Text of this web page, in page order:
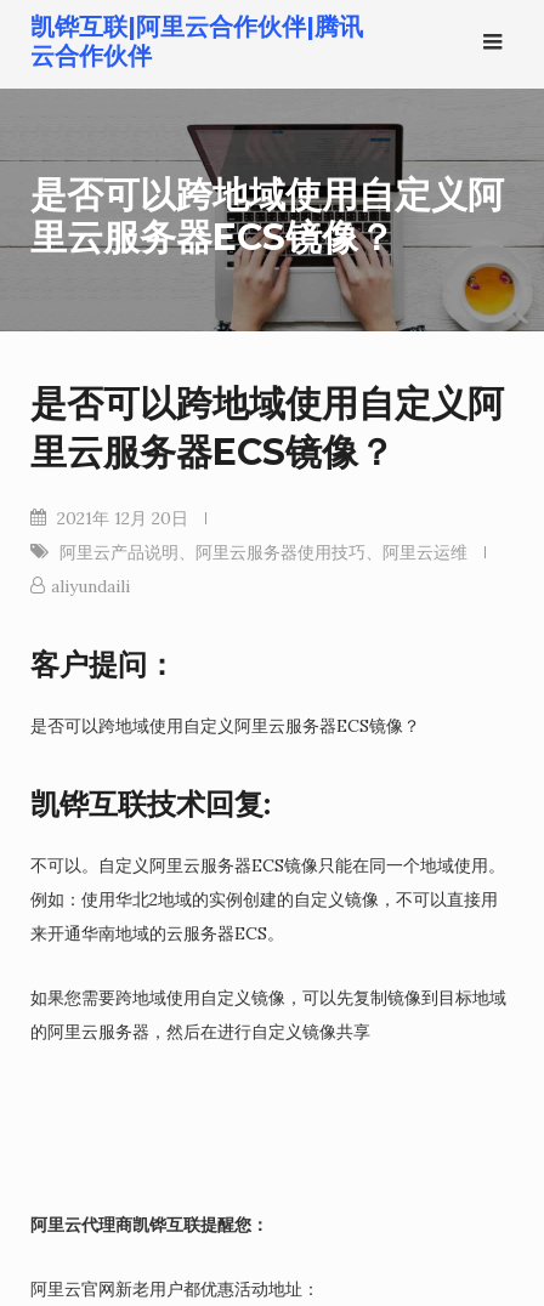
到
凯铧互联|阿里云合作伙伴|腾讯
云合作伙伴
是否可以跨地域使用自定义阿
里云服务器ECS镜像？
是否可以跨地域使用自定义阿
里云服务器ECS镜像？
2021年 12月 20日
阿里云产品说明、 阿里云服务器使用技巧、 阿里云运维
aliyundaili
客户提问：
是否可以跨地域使用自定义阿里云服务器ECS镜像？
凯铧互联技术回复:
不可以。自定义阿里云服务器ECS镜像只能在同一个地域使用。
例如：使用华北2地域的实例创建的自定义镜像，不可以直接用
来开通华南地域的云服务器ECS。
如果您需要跨地域使用自定义镜像，可以先复制镜像到目标地域
的阿里云服务器，然后在进行自定义镜像共享
阿里云代理商凯铧互联提醒您：
阿里云官网新老用户都优惠活动地址：